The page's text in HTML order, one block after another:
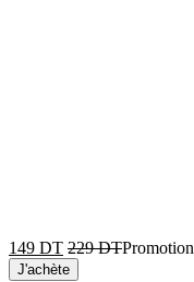
149 DT 229DTPromotion
J'achète